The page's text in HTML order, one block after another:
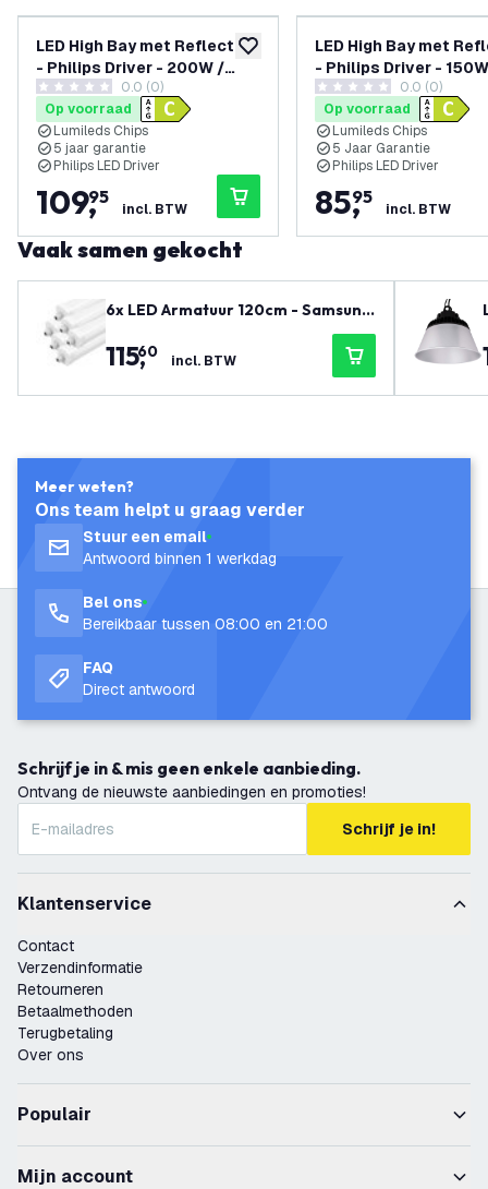
toevoegen aan verlanglijst
LED High Bay met Reflector
- Philips Driver - 200W /
160W / 120W - 90° -
175lm/W - 4000K - IP65 -
Dimbaar - 5 jaar garantie
0 score sterren0.0 (0)
Op voorraad
Lumileds Chips
5 jaar garantie
Philips LED Driver
109,
95
incl. BTW
LED High Bay met
- Philips Driver -
120W / 85W - 90° -
- 6500K - IP65 -
jaar garantie
0 score sterren0.0 (0)
Op voorraad
Lumileds Chips
5 Jaar Garantie
Philips LED Driver
85,
95
incl. BTW
Vaak samen gekocht
6x LED Armatuur 120cm - Samsung
LED - IP65 - 36W - 130 lm/W - 4000
K - Koppelbaar - 5 Jaar Garantie
115,
60 incl. BTW
Meer weten?
Ons team helpt u graag verder
Stuur een email
Antwoord binnen 1 werkdag
Bel ons
Bereikbaar tussen 08:00 en 21:00
FAQ
Direct antwoord
Schrijf je in & mis geen enkele aanbieding.
Ontvang de nieuwste aanbiedingen en promoties!
Schrijf je in!
Klantenservice
Contact
Verzendinformatie
Retourneren
Betaalmethoden
Terugbetaling
Over ons
Populair
Mijn account